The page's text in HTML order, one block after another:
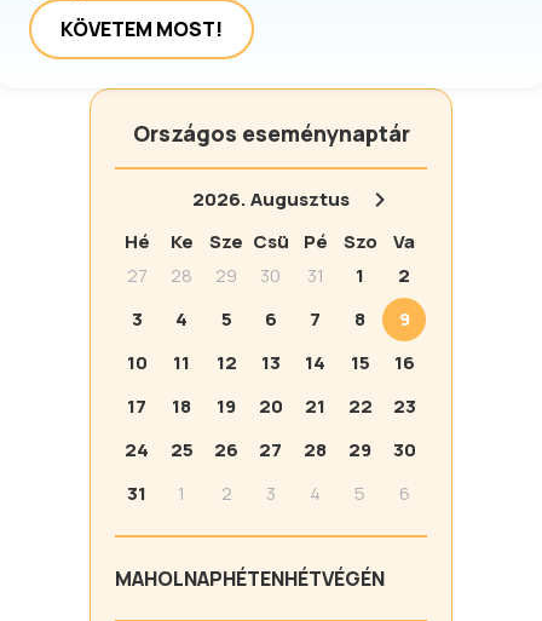
KÖVETEM MOST!
Országos eseménynaptár
2026.Augusztus
Hé
Ke Sze Csü Pé Szo
Va
27
28 29 30 31 1
2
3
4 5 6 7 8
9
10
11 12 13 14 15
16
17
18 19 20 21 22
23
24
25 26 27 28 29
30
31
1 2 3 4 5 6
MAHOLNAPHÉTENHÉTVÉGÉN